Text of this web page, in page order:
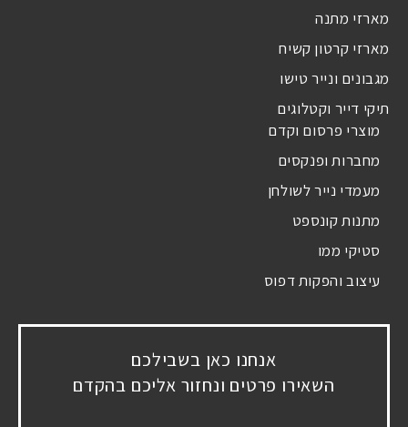
מארזי מתנה
מארזי קרטון קשיח
מגבונים ונייר טישו
תיקי דייר וקטלוגים
מוצרי פרסום וקדם
מחברות ופנקסים
מעמדי נייר לשולחן
מתנות קונספט
סטיקי ממו
עיצוב והפקות דפוס
אנחנו כאן בשבילכם
השאירו פרטים ונחזור אליכם בהקדם